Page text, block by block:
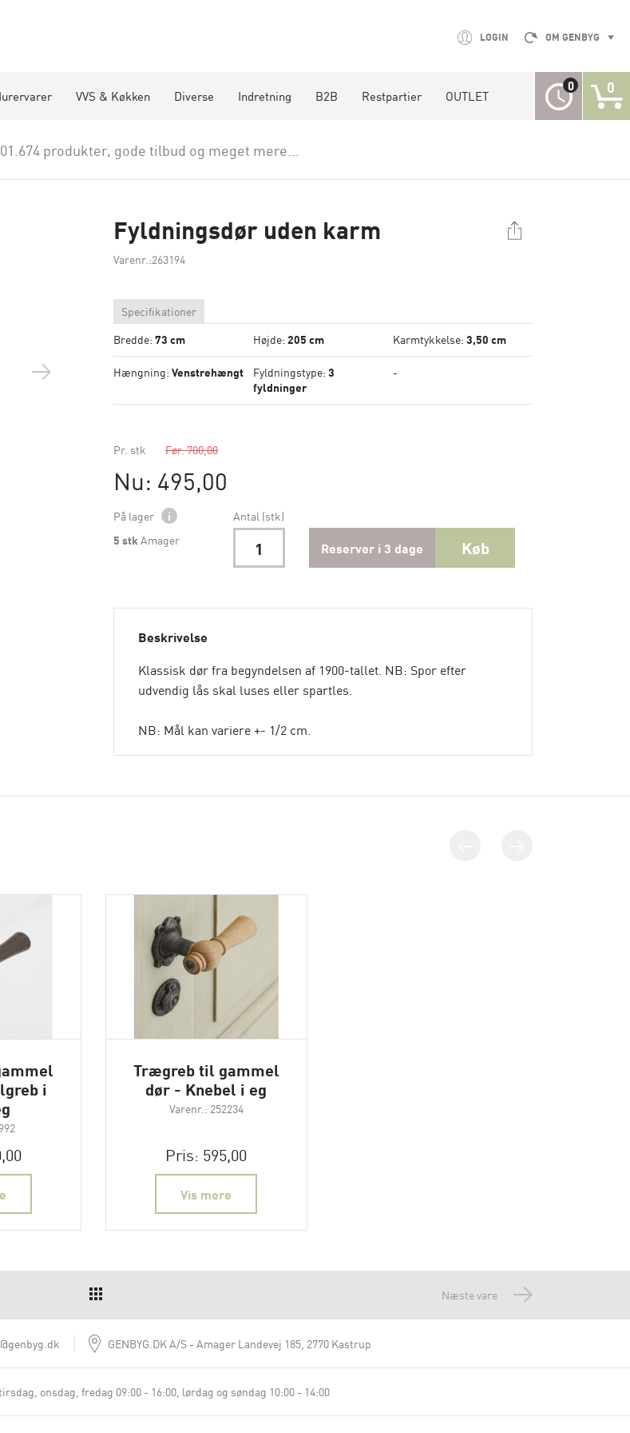
LOGIN OM GENBYG
VVS & Køkken Diverse Indretning B2B Restpartier OUTLET
0 0
produkter, gode tilbud og meget mere...
Fyldningsdør uden karm
Varenr.:263194
Specifikationer
Bredde: 73 cm Højde: 205 cm Karmtykkelse: 3,50 cm
Hængning: Venstrehængt Fyldningstype: 3
fyldninger
-
Pr. stk Før: 700,00
Nu: 495,00
På lager
i
5 stkAmager
Antal (stk)
Reserver i 3 dage Køb
Beskrivelse
Klassisk dør fra begyndelsen af 1900-tallet. NB: Spor efter
udvendig lås skal luses eller spartles.
NB: Mål kan variere +- 1/2 cm.
i
Trægreb til gammel
dør - Knebel i eg
Varenr.: 252234
Pris: 595,00
Vis mere
Næste vare
GENBYG.DK A/S Amager Landevej 185 2770 Kastrup
onsdag, fredag 09:00 - 16:00 lørdag og søndag 10:00 - 14:00